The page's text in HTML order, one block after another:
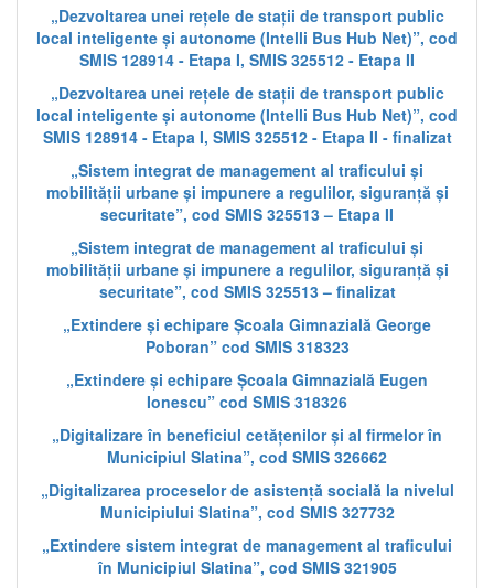
„Dezvoltarea unei rețele de stații de transport public
local inteligente și autonome (Intelli Bus Hub Net)”, cod
SMIS 128914 - Etapa I, SMIS 325512 - Etapa II
„Dezvoltarea unei rețele de stații de transport public
local inteligente și autonome (Intelli Bus Hub Net)”, cod
SMIS 128914 - Etapa I, SMIS 325512 - Etapa II - finalizat
„Sistem integrat de management al traficului și
mobilității urbane și impunere a regulilor, siguranță și
securitate”, cod SMIS 325513 – Etapa II
„Sistem integrat de management al traficului și
mobilității urbane și impunere a regulilor, siguranță și
securitate”, cod SMIS 325513 – finalizat
„Extindere și echipare Școala Gimnazială George
Poboran” cod SMIS 318323
„Extindere și echipare Școala Gimnazială Eugen
Ionescu” cod SMIS 318326
„Digitalizare în beneficiul cetățenilor și al firmelor în
Municipiul Slatina”, cod SMIS 326662
„Digitalizarea proceselor de asistență socială la nivelul
Municipiului Slatina”, cod SMIS 327732
„Extindere sistem integrat de management al traficului
în Municipiul Slatina”, cod SMIS 321905